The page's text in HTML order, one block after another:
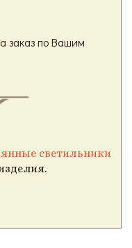
заказ по Вашим
светильники